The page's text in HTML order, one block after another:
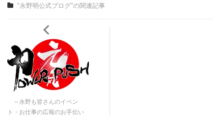
"永野明公式ブログ"の関連記事
～永野も皆さんのイベン
ト・お仕事の広報のお手伝い